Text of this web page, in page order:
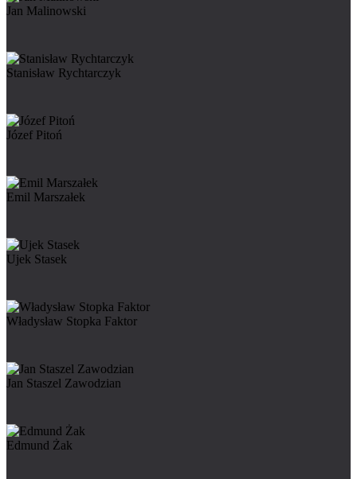
Jan Malinowski
Stanisław Rychtarczyk
Józef Pitoń
Emil Marszałek
Ujek Stasek
Władysław Stopka Faktor
Jan Staszel Zawodzian
Edmund Żak